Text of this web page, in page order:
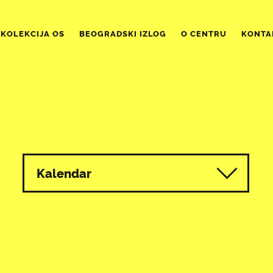
KOLEKCIJA OS BEOGRADSKI IZLOG O CENTRU
Kalendar